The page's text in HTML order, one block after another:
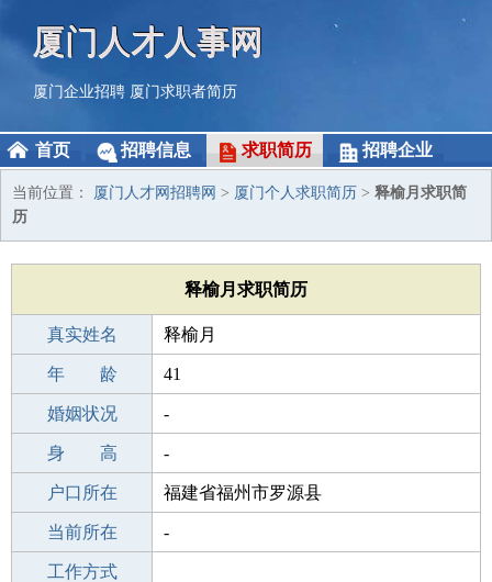
厦门人才人事网
厦门企业招聘 厦门求职者简历
首页 招聘信息 求职简历 招聘企业
当前位置： 厦门人才网招聘网 > 厦门个人求职简历 > 释榆月求职简
历
释榆月求职简历
真实姓名 释榆月
性 别 女
年 龄 41
出生年月 1985-08-15
婚姻状况 -
学 历 高中
身 高 -
毕业学校 黄石海博外国语学校
户口所在 福建省福州市罗源县
所学专业 -
当前所在 -
工作经验
工作方式